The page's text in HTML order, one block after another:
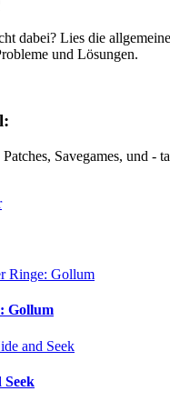
dabei? Lies die
und Lösungen.
Savegames, und -
Gollum